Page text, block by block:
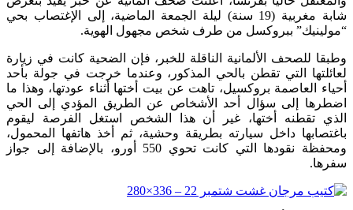
شابة مغربية (19 سنة) ليلة الجمعة الماضية، إلى الإغتصاب بحي
“مولينيك” ببروكسل من طرف شخص مجهول الهوية.
وطبقا للصحف الألمانية الناقلة للخبر، فإن الضحية كانت في زيارة
لعائلتها التي تقطن بالحي المذكور، وعندما خرجت في جولة بأحد
أحياء العاصمة بروكسيل، تاهت عن بيت أختها أثناء عودتها، وهذا ما
اضطرها إلى سؤال أحد الأشخاص عن الطريق المؤدي إلى الحي
الذي تقطنه أختها، غير أن هذا الشخص استغل الفرصة ليقوم
باغتصابها داخل سيارته بطريقة وحشية، ثم أخذ هاتفها المحمول،
ومحفظة نقودها التي كانت تحوي 550 أورو، بالإضافة إلى جواز
سفرها.